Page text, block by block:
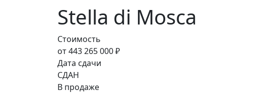
Stella di Mosca
Стоимость
от 443 265 000 ₽
Дата сдачи
СДАН
В продаже